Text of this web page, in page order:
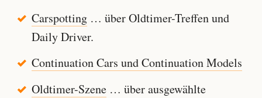
Carspotting… über Oldtimer-Treffen und
Daily Driver.
Continuation Cars und Continuation Models
Oldtimer-Szene… über ausgewählte